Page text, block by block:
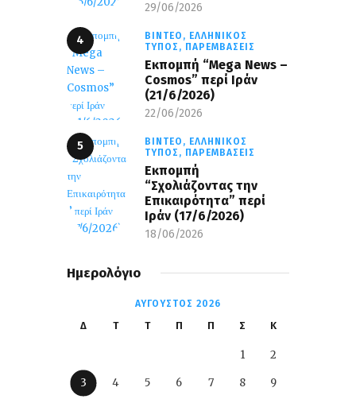
29/06/2026
ΒΊΝΤΕΟ, ΕΛΛΗΝΙΚΌΣ
ΤΎΠΟΣ, ΠΑΡΕΜΒΆΣΕΙΣ
Eκπομπή “Mega News –
Cosmos” περί Ιράν
(21/6/2026)
22/06/2026
ΒΊΝΤΕΟ, ΕΛΛΗΝΙΚΌΣ
ΤΎΠΟΣ, ΠΑΡΕΜΒΆΣΕΙΣ
Εκπομπή
“Σχολιάζοντας την
Επικαιρότητα” περί
Ιράν (17/6/2026)
18/06/2026
Ημερολόγιο
ΑΎΓΟΥΣΤΟΣ 2026
Δ Τ Τ Π Π Σ Κ
1 2
3 4 5 6 7 8 9